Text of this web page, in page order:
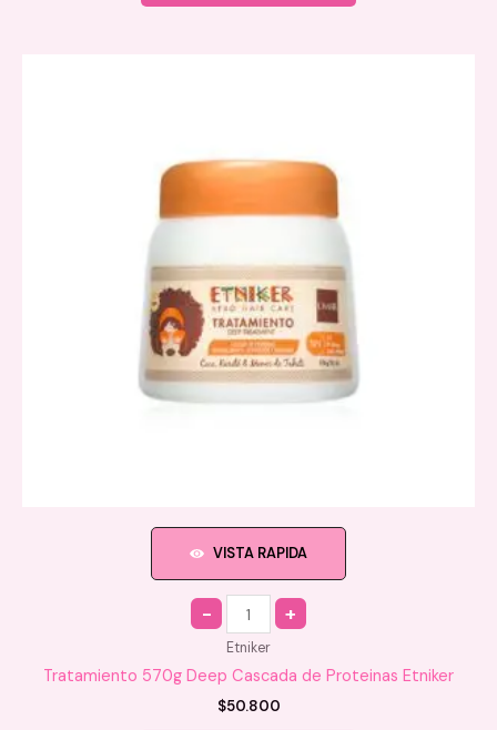
VISTA RAPIDA
Quantity
Etniker
Tratamiento 570g Deep Cascada de Proteinas Etniker
$50.800